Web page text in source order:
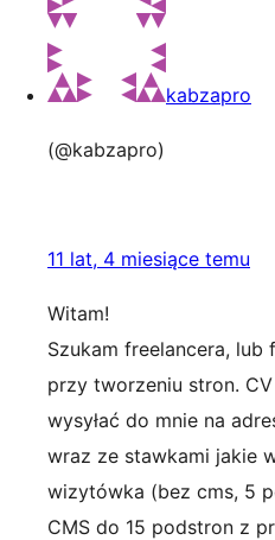
kabzapro
(@kabzapro)
11 lat, 4 miesiące temu
Witam!
Szukam freelancera, lub
przy tworzeniu stron.
wysyłać do mnie na
wraz ze stawkami jakie
wizytówka (bez cms, 5
CMS do 15 podstron z